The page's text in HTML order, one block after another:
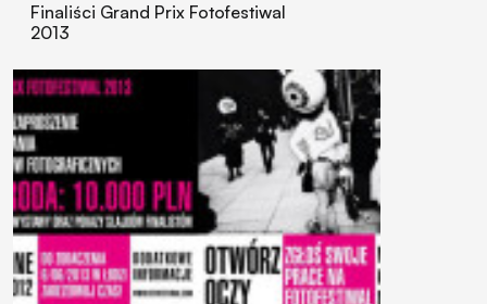
Finaliści Grand Prix Fotofestiwal
2013